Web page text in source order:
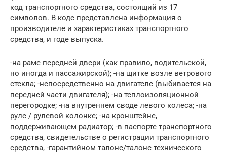
код транспортного средства, состоящий из 17
символов. В коде представлена информация о
производителе и характеристиках транспортного
средства, и годе выпуска.
-на раме передней двери (как правило, водительской,
но иногда и пассажирской); -на щитке возле ветрового
стекла; -непосредственно на двигателе (выбивается на
передней части двигателя); -на теплоизоляционной
перегородке; -на внутреннем своде левого колеса; -на
руле / рулевой колонке; -на кронштейне,
поддерживающем радиатор; -в паспорте транспортного
средства, свидетельстве о регистрации транспортного
средства, -гарантийном талоне/талоне технического